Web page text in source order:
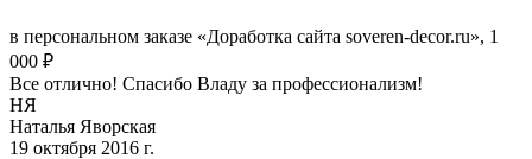
в персональном заказе «Доработка сайта soveren-decor.ru», 1
000 ₽
Все отлично! Спасибо Владу за профессионализм!
НЯ
Наталья Яворская
19 октября 2016 г.